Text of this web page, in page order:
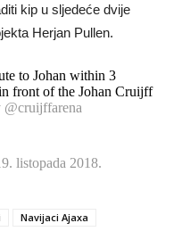
kip u sljedeće dvije
Herjan Pullen.
to Johan within 3
front of the Johan Cruijff
@cruijffarena
listopada 2018.
Navijaci Ajaxa